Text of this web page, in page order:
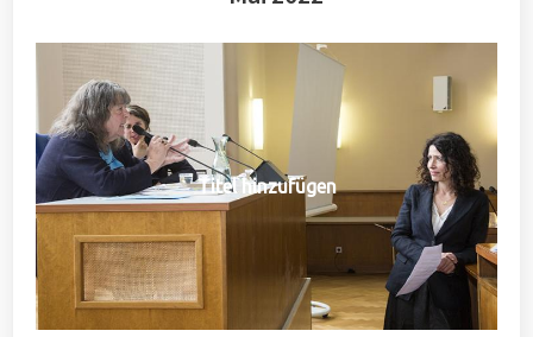
Titel hinzufügen